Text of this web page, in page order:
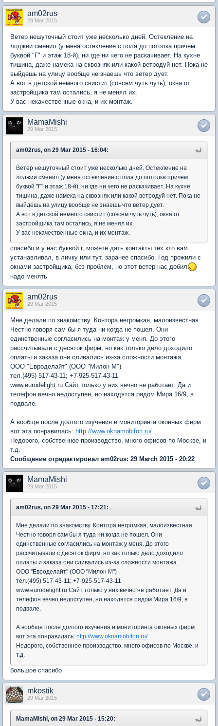
am02rus
29 Mar 2015
Ветер нешуточный стоит уже несколько дней. Остекление на
лоджии сменил (у меня остекление с пола до потолка причем
буквой "Г" и этаж 18-й), ни где ни чего не раскачивает. На кухне
тишина, даже намека на сквозняк или какой ветродуй нет. Пока не
выйдешь на улицу вообще не знаешь что ветер дует.
А вот в детской немного свистит (совсем чуть чуть), окна от
застройщика там остались, я не менял их.
У вас некачественные окна, и их монтаж.
MamaMishi
29 Mar 2015
am02rus, on 29 Mar 2015 - 16:04:
Ветер нешуточный стоит уже несколько дней. Остекление на
лоджии сменил (у меня остекление с пола до потолка причем
буквой "Г" и этаж 18-й), ни где ни чего не раскачивает. На кухне
тишина, даже намека на сквозняк или какой ветродуй нет. Пока не
выйдешь на улицу вообще не знаешь что ветер дует.
А вот в детской немного свистит (совсем чуть чуть), окна от
застройщика там остались, я не менял их.
У вас некачественные окна, и их монтаж.
спасибо и у нас буквой г, можете дать контакты тех кто вам
устанавливал, в личку или тут, заранее спасибо. Год прожили с
окнами застройщика, без проблем, но этот ветер нас добил
надо менять
am02rus
29 Mar 2015
Мне делали по знакомству. Контора негромкая, малоизвестная.
Честно говоря сам бы я туда ни когда не пошел. Они
единственные согласились на монтаж у меня. До этого
рассчитывали с десяток фирм, но как только дело доходило
оплаты и заказа они сливались из-за сложности монтажа.
ООО "Евроделайт" (ООО "Милон М")
тел.(495) 517-43-11; +7-925-517-43-11
www.eurodelight.ru Сайт только у них вечно не работает. Да и
телефон вечно недоступен, но находятся рядом Мира 16/9, в
подвале.
А вообще после долгого изучения и мониторинга оконных фирм
вот эта понравилась: http://www.oknamobifon.ru/
Недорого, собственное производство, много офисов по Москве, и
т.д.
Сообщение отредактировал am02rus: 29 March 2015 - 20:22
MamaMishi
29 Mar 2015
am02rus, on 29 Mar 2015 - 17:21:
Мне делали по знакомству. Контора негромкая, малоизвестная.
Честно говоря сам бы я туда ни когда не пошел. Они
единственные согласились на монтаж у меня. До этого
рассчитывали с десяток фирм, но как только дело доходило
оплаты и заказа они сливались из-за сложности монтажа.
ООО "Евроделайт" (ООО "Милон М")
тел.(495) 517-43-11; +7-925-517-43-11
www.eurodelight.ru Сайт только у них вечно не работает. Да и
телефон вечно недоступен, но находятся рядом Мира 16/9, в
подвале.
А вообще после долгого изучения и мониторинга оконных фирм
вот эта понравилась: http://www.oknamobifon.ru/
Недорого, собственное производство, много офисов по Москве, и
т.д.
большое спасибо
mkostik
29 Mar 2015
MamaMishi, on 29 Mar 2015 - 15:20: